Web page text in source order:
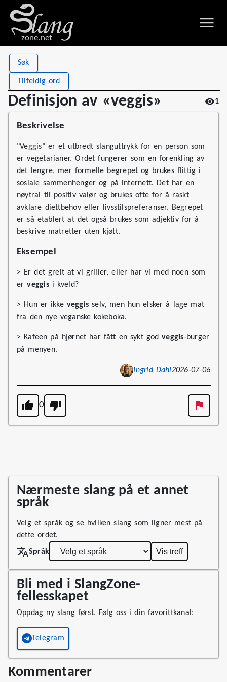
zone.net
Søk
Tilfeldig ord
Definisjon av «veggis» 1
Definisjon av «veggis»
Stat
Views
Definitions 1
2026
Beskrivelse
"Veggis" er et utbredt slanguttrykk for en person som
er vegetarianer. Ordet fungerer som en forenkling av
det lengre, mer formelle begrepet og brukes flittig i
sosiale sammenhenger og på internett. Det har en
nøytral til positiv valør og brukes ofte for å raskt
avklare diettbehov eller livsstilspreferanser. Begrepet
er så etablert at det også brukes som adjektiv for å
beskrive matretter uten kjøtt.
Eksempel
> Er det greit at vi griller, eller har vi med noen som
erveggisi kveld?
> Hun er ikke veggis selv, men hun elsker å lage mat
fra den nye veganske kokeboka.
> Kafeen på hjørnet har fått en sykt godveggis-burger
på menyen.
Ingrid Dahl2026-07-06
0
Nærmeste slang på et annet
språk
Velg et språk og se hvilken slang som ligner mest på
dette ordet.
Språk
Vis treff
Bli med i SlangZone-
fellesskapet
Oppdag ny slang først. Følg oss i din favorittkanal:
Telegram
Kommentarer